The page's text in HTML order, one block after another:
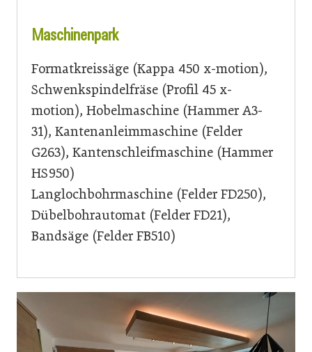
Maschinenpark
Formatkreissäge (Kappa 450 x-motion),
Schwenkspindelfräse (Profil 45 x-
motion), Hobelmaschine (Hammer A3-
31), Kantenanleimmaschine (Felder
G263), Kantenschleifmaschine (Hammer
HS 950)
Langlochbohrmaschine (Felder FD250),
Dübelbohrautomat (Felder FD21),
Bandsäge (Felder FB510)